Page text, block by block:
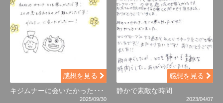
感想を見る
キジムナーに会いたかった･･･
2025/09/30
感想を見る
静かで素敵な時間
2023/04/07